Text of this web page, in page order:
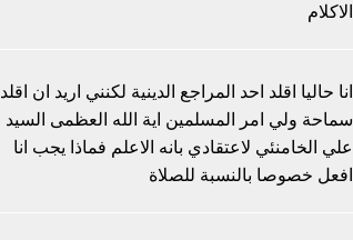
الاكلام
انا حاليا اقلد احد المراجع الدينية لكنني اريد ان اقلد
سماحة ولي امر المسلمين اية الله العظمى السيد
علي الخامنئي لاعتقادي بانه الاعلم فماذا يجب انا
افعل خصوصا بالنسبة للصلاة